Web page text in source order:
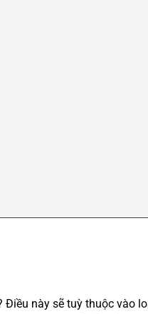
này sẽ tuỳ thuộc vào